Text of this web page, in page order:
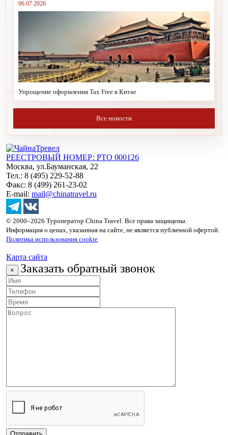
06.07.2026
Упрощение оформления Tax Free в Китае
Все новости
РЕЕСТРОВЫЙ НОМЕР: РТО 000126
Москва, ул.Бауманская, 22
Тел.: 8 (495) 229-52-88
Факс: 8 (499) 261-23-02
E-mail: mail@chinatravel.ru
© 2000–2026 Туроператор China Travel. Все права защищены.
Информация о ценах, указанная на сайте, не является публичной офертой.
Политика использования cookie
Карта сайта
× Заказать обратный звонок